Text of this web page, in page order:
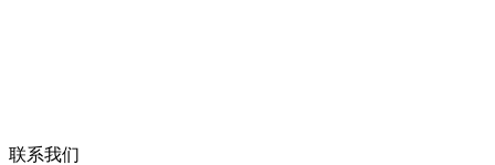
联系我们